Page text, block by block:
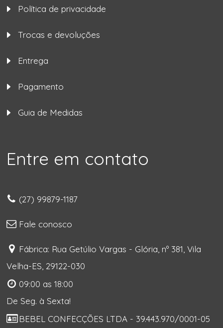
Política de privacidade
Trocas e devoluções
Entrega
Pagamento
Guia de Medidas
Entre em contato
(27) 99879-1187
Fale conosco
Fábrica: Rua Getúlio Vargas - Glória, nº 381, Vila
Velha-ES, 29122-030
09:00 as 18:00
De Seg. à Sexta!
BEBEL CONFECÇÕES LTDA - 39.443.970/0001-05